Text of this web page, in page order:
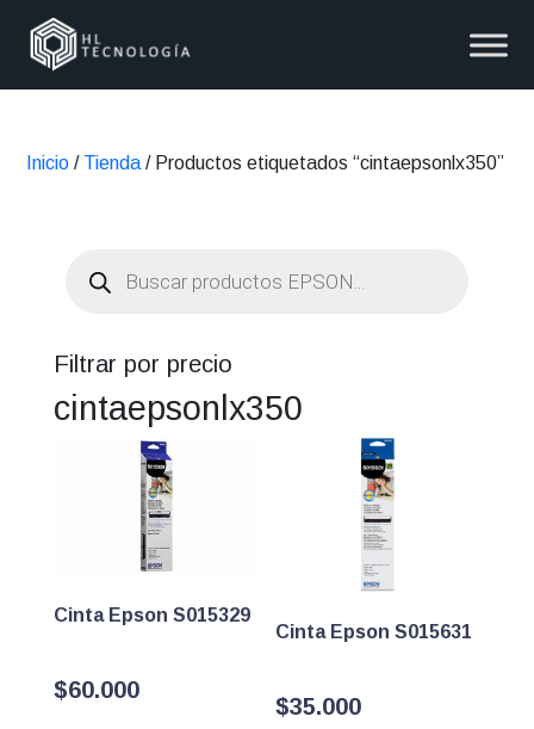
Inicio / Tienda / Productos etiquetados “cintaepsonlx350”
productos
Filtrar por precio
cintaepsonlx350
Cinta Epson S015329
$60.000
Cinta Epson S015631
$35.000